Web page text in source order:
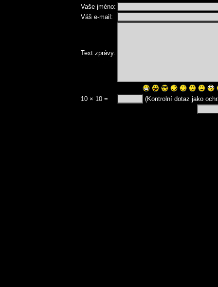
Vaše jméno:
Váš e-mail:
Text zprávy:
10 × 10 = (Kontrolní dotaz jako